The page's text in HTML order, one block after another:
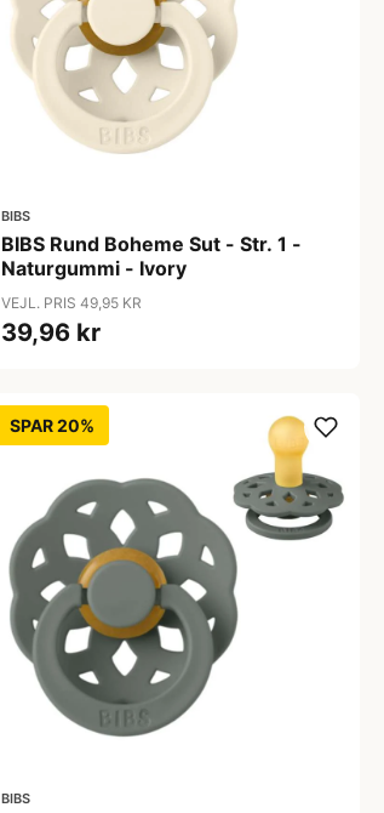
BIBS
BIBS Rund Boheme Sut - Str. 1 -
Naturgummi - Ivory
VEJL. PRIS 49,95 KR
39,96 kr
SPAR 20%
BIBS